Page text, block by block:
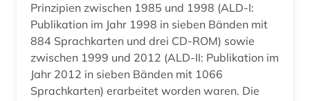
forschung (1)
forschungsdaten (1)
forschungsprojekt (1)
Prinzipien zwischen 1985 und 1998 (ALD-I:
Publikation im Jahr 1998 in sieben Bänden mit
884 Sprachkarten und drei CD-ROM) sowie
zwischen 1999 und 2012 (ALD-II: Publikation im
Jahr 2012 in sieben Bänden mit 1066
Sprachkarten) erarbeitet worden waren. Die